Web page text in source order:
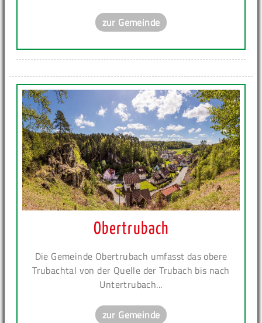
zur Gemeinde
Obertrubach
Die Gemeinde Obertrubach umfasst das obere
Trubachtal von der Quelle der Trubach bis nach
Untertrubach...
zur Gemeinde